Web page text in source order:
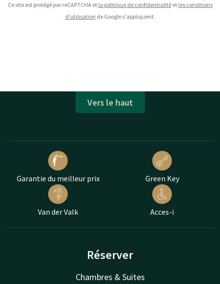
Ce site est protégé par reCAPTCHA et la politique de confidentialitéet les conditions
d'utilisation de Google s'appliquent.
Vers le haut
Garantie du meilleur prix Green Key
Van der Valk Acces-i
Réserver
Chambres & Suites